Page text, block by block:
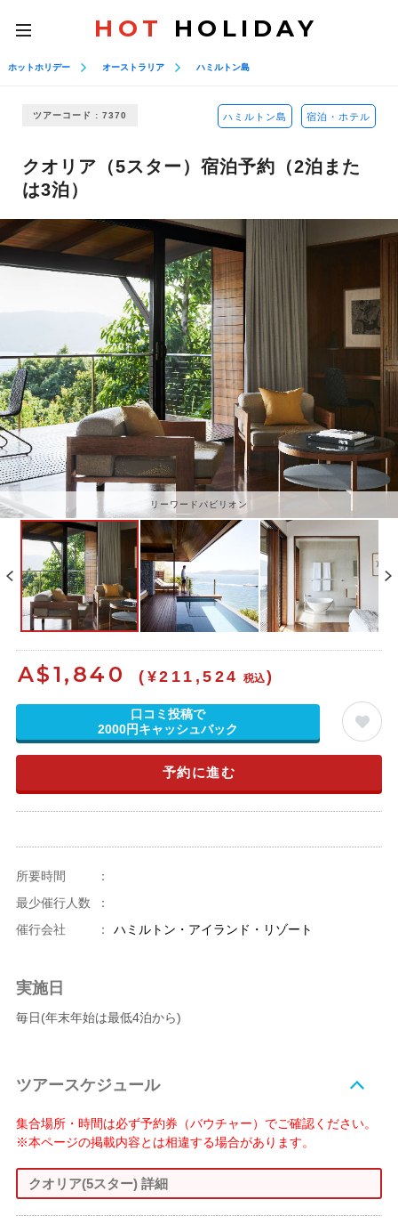
toggle
navigation
HOT HOLIDAY
ホットホリデー オーストラリア ハミルトン島
ツアーコード : 7370 ハミルトン島 宿泊・ホテル
クオリア（5スター）宿泊予約（2泊また
は3泊）
リーワードパビリオン
A$1,840 (¥211,524 税込)
口コミ投稿で
2000円キャッシュバック
予約に進む
所要時間
：
最少催行人数
：
催行会社
： ハミルトン・アイランド・リゾート
実施日
毎日(年末年始は最低4泊から)
ツアースケジュール
集合場所・時間は必ず予約券（バウチャー）でご確認ください。
※本ページの掲載内容とは相違する場合があります。
クオリア(5スター) 詳細